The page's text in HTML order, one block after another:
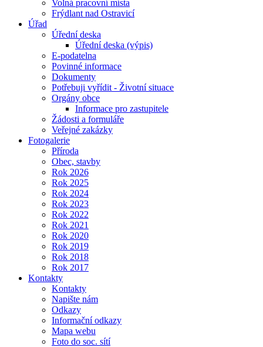
Volná pracovní místa
Frýdlant nad Ostravicí
Úřad
Úřední deska
Úřední deska (výpis)
E-podatelna
Povinné informace
Dokumenty
Potřebuji vyřídit - Životní situace
Orgány obce
Informace pro zastupitele
Žádosti a formuláře
Veřejné zakázky
Fotogalerie
Příroda
Obec, stavby
Rok 2026
Rok 2025
Rok 2024
Rok 2023
Rok 2022
Rok 2021
Rok 2020
Rok 2019
Rok 2018
Rok 2017
Kontakty
Kontakty
Napište nám
Odkazy
Informační odkazy
Mapa webu
Foto do soc. sítí